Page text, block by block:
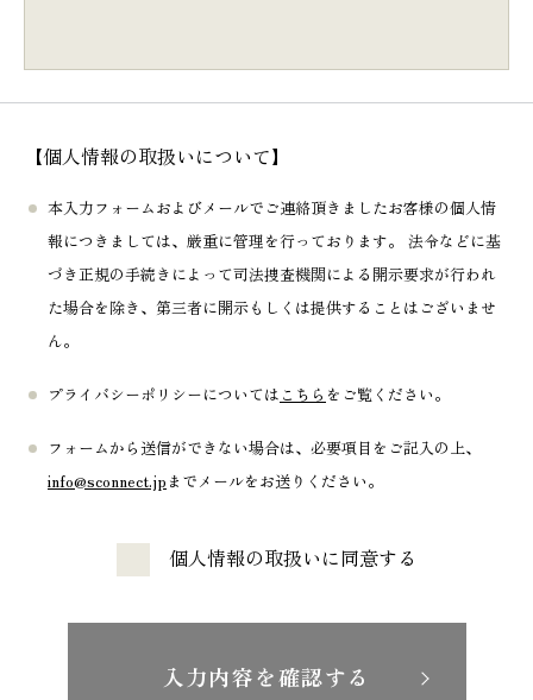
【個人情報の取扱いについて】
本入力フォームおよびメールでご連絡頂きましたお客様の個人情
報につきましては、厳重に管理を行っております。 法令などに基
づき正規の手続きによって司法捜査機関による開示要求が行われ
た場合を除き、第三者に開示もしくは提供することはございませ
ん。
プライバシーポリシーについては こちら をご覧ください。
フォームから送信ができない場合は、必要項目をご記入の上、
info@sconnect.jp までメールをお送りください。
個人情報の取扱いに同意する
入力内容を確認する